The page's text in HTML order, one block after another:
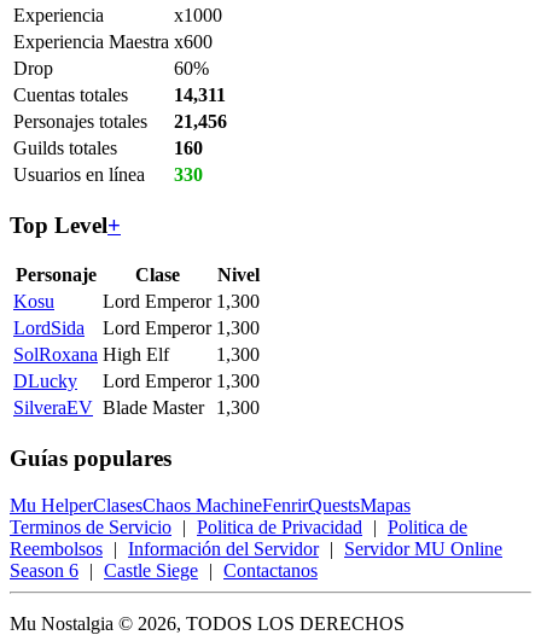
Experiencia
x1000
Experiencia Maestra x600
Drop
60%
Cuentas totales
14,311
Personajes totales
21,456
Guilds totales
160
Usuarios en línea
330
Top Level+
Personaje Clase
Nivel
Kosu
Lord Emperor 1,300
LordSida
Lord Emperor 1,300
SolRoxana High Elf
1,300
DLucky
Lord Emperor 1,300
SilveraEV Blade Master 1,300
Guías populares
Mu HelperClasesChaos MachineFenrirQuestsMapas
Terminos de Servicio | Politica de Privacidad | Politica de
Reembolsos | Información del Servidor |
Servidor MU Online
Season 6 | Castle Siege | Contactanos
Mu Nostalgia © 2026, TODOS LOS DERECHOS